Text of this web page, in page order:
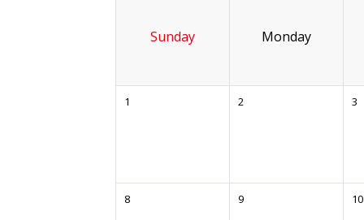
Sunday Monday
1 2 3
8 9 10